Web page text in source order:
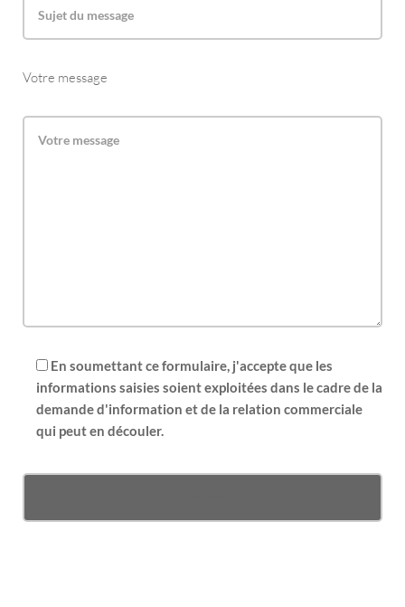
Votre message
En soumettant ce formulaire, j'accepte que les
informations saisies soient exploitées dans le cadre de la
demande d'information et de la relation commerciale
qui peut en découler.